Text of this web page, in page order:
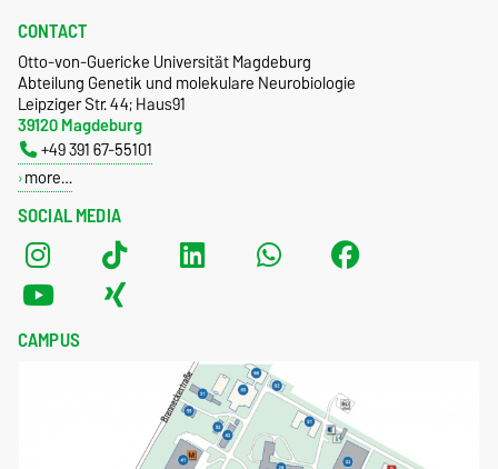
SOCIAL MEDIA
CONTACT
Otto-von-Guericke Universität Magdeburg
Abteilung Genetik und molekulare Neurobiologie
Leipziger Str. 44; Haus91
39120 Magdeburg
+49 391 67-55101
more…
CAMPUS